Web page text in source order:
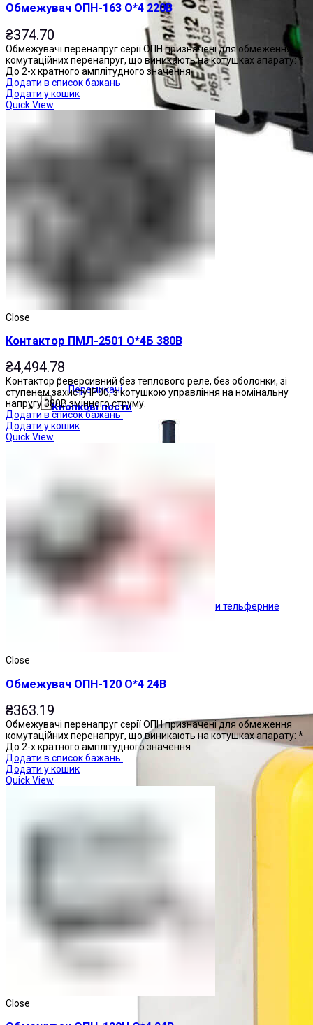
Перемикачі
Кнопкові пости
Пости тельферние
Обмежувач ОПН-163 О*4 220В
₴374.70
Обмежувачі перенапруг серії ОПН призначені для обмеження
комутаційних перенапруг, що виникають на котушках апарату: *
До 2-х кратного амплітудного значення
Додати в список бажань
Додати у кошик
Quick View
Close
Контактор ПМЛ-2501 О*4Б 380В
₴4,494.78
Контактор реверсивний без теплового реле, без оболонки, зі
ступенем захисту IP00, з котушкою управління на номінальну
напругу 380В змінного струму.
Додати в список бажань
Додати у кошик
Quick View
Close
Обмежувач ОПН-120 О*4 24В
₴363.19
Обмежувачі перенапруг серії ОПН призначені для обмеження
комутаційних перенапруг, що виникають на котушках апарату: *
До 2-х кратного амплітудного значення
Додати в список бажань
Додати у кошик
Quick View
Close